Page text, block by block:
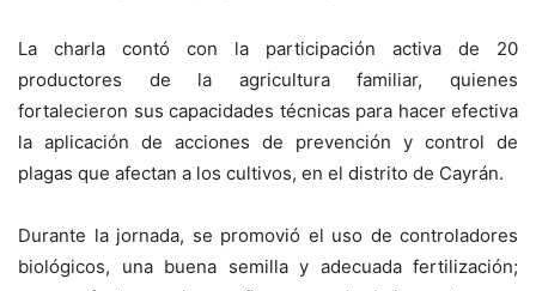
La charla contó con la participación activa de 20
productores de la agricultura familiar, quienes
fortalecieron sus capacidades técnicas para hacer efectiva
la aplicación de acciones de prevención y control de
plagas que afectan a los cultivos, en el distrito de Cayrán.
Durante la jornada, se promovió el uso de controladores
biológicos, una buena semilla y adecuada fertilización;